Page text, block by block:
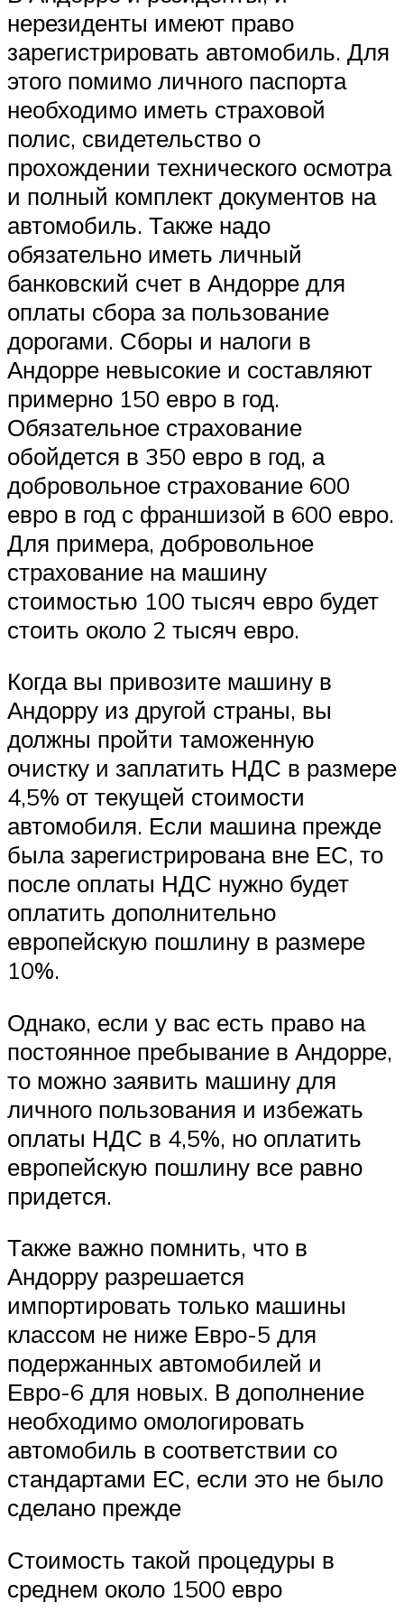
нерезиденты имеют право
зарегистрировать автомобиль. Для
этого помимо личного паспорта
необходимо иметь страховой
полис, свидетельство о
прохождении технического осмотра
и полный комплект документов на
автомобиль. Также надо
обязательно иметь личный
банковский счет в Андорре для
оплаты сбора за пользование
дорогами. Сборы и налоги в
Андорре невысокие и составляют
примерно 150 евро в год.
Обязательное страхование
обойдется в 350 евро в год, а
добровольное страхование 600
евро в год с франшизой в 600 евро.
Для примера, добровольное
страхование на машину
стоимостью 100 тысяч евро будет
стоить около 2 тысяч евро.
Когда вы привозите машину в
Андорру из другой страны, вы
должны пройти таможенную
очистку и заплатить НДС в размере
4,5% от текущей стоимости
автомобиля. Если машина прежде
была зарегистрирована вне ЕС, то
после оплаты НДС нужно будет
оплатить дополнительно
европейскую пошлину в размере
10%.
Однако, если у вас есть право на
постоянное пребывание в Андорре,
то можно заявить машину для
личного пользования и избежать
оплаты НДС в 4,5%, но оплатить
европейскую пошлину все равно
придется.
Также важно помнить, что в
Андорру разрешается
импортировать только машины
классом не ниже Евро-5 для
подержанных автомобилей и
Евро-6 для новых. В дополнение
необходимо омологировать
автомобиль в соответствии со
стандартами ЕС, если это не было
сделано прежде
Стоимость такой процедуры в
среднем около 1500 евро